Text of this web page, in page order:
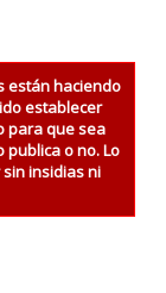
están haciendo
establecer
para que sea
o no. Lo
insidias ni